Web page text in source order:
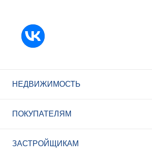
+7 (495) 785-56-17
НЕДВИЖИМОСТЬ
ПОКУПАТЕЛЯМ
ЗАСТРОЙЩИКАМ